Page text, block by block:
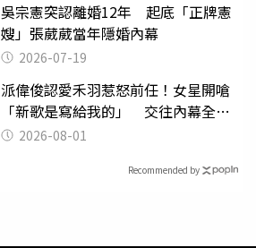
吳宗憲突認離婚12年 起底「正牌憲
嫂」張葳葳當年隱婚內幕
2026-07-19
派偉俊認愛禾羽惹怒前任！女星開嗆
「新歌是寫給我的」 交往內幕全說
了 2026-08-01
Recommended by